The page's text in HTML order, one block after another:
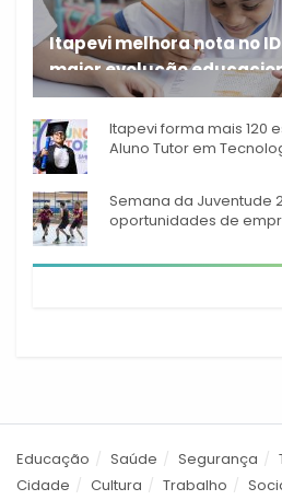
Itapevi melhora nota no
maior evolução
A rede municipal de ensino
Itapevi forma mais 120
Aluno Tutor em
Semana da Juventude
oportunidades de
Educação Saúde Segurança
Cidade
Cultura Trabalho